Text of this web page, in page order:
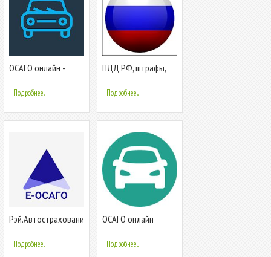
ОСАГО онлайн -
Подробнее...
ПДД РФ, штрафы,
ОСАГО, билеты
Подробнее...
Рэй.Автострахование
Подробнее...
ОСАГО онлайн
Подробнее...